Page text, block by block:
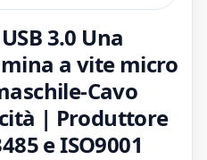
3.0 Una
a vite micro
Cavo
| Produttore
e ISO9001